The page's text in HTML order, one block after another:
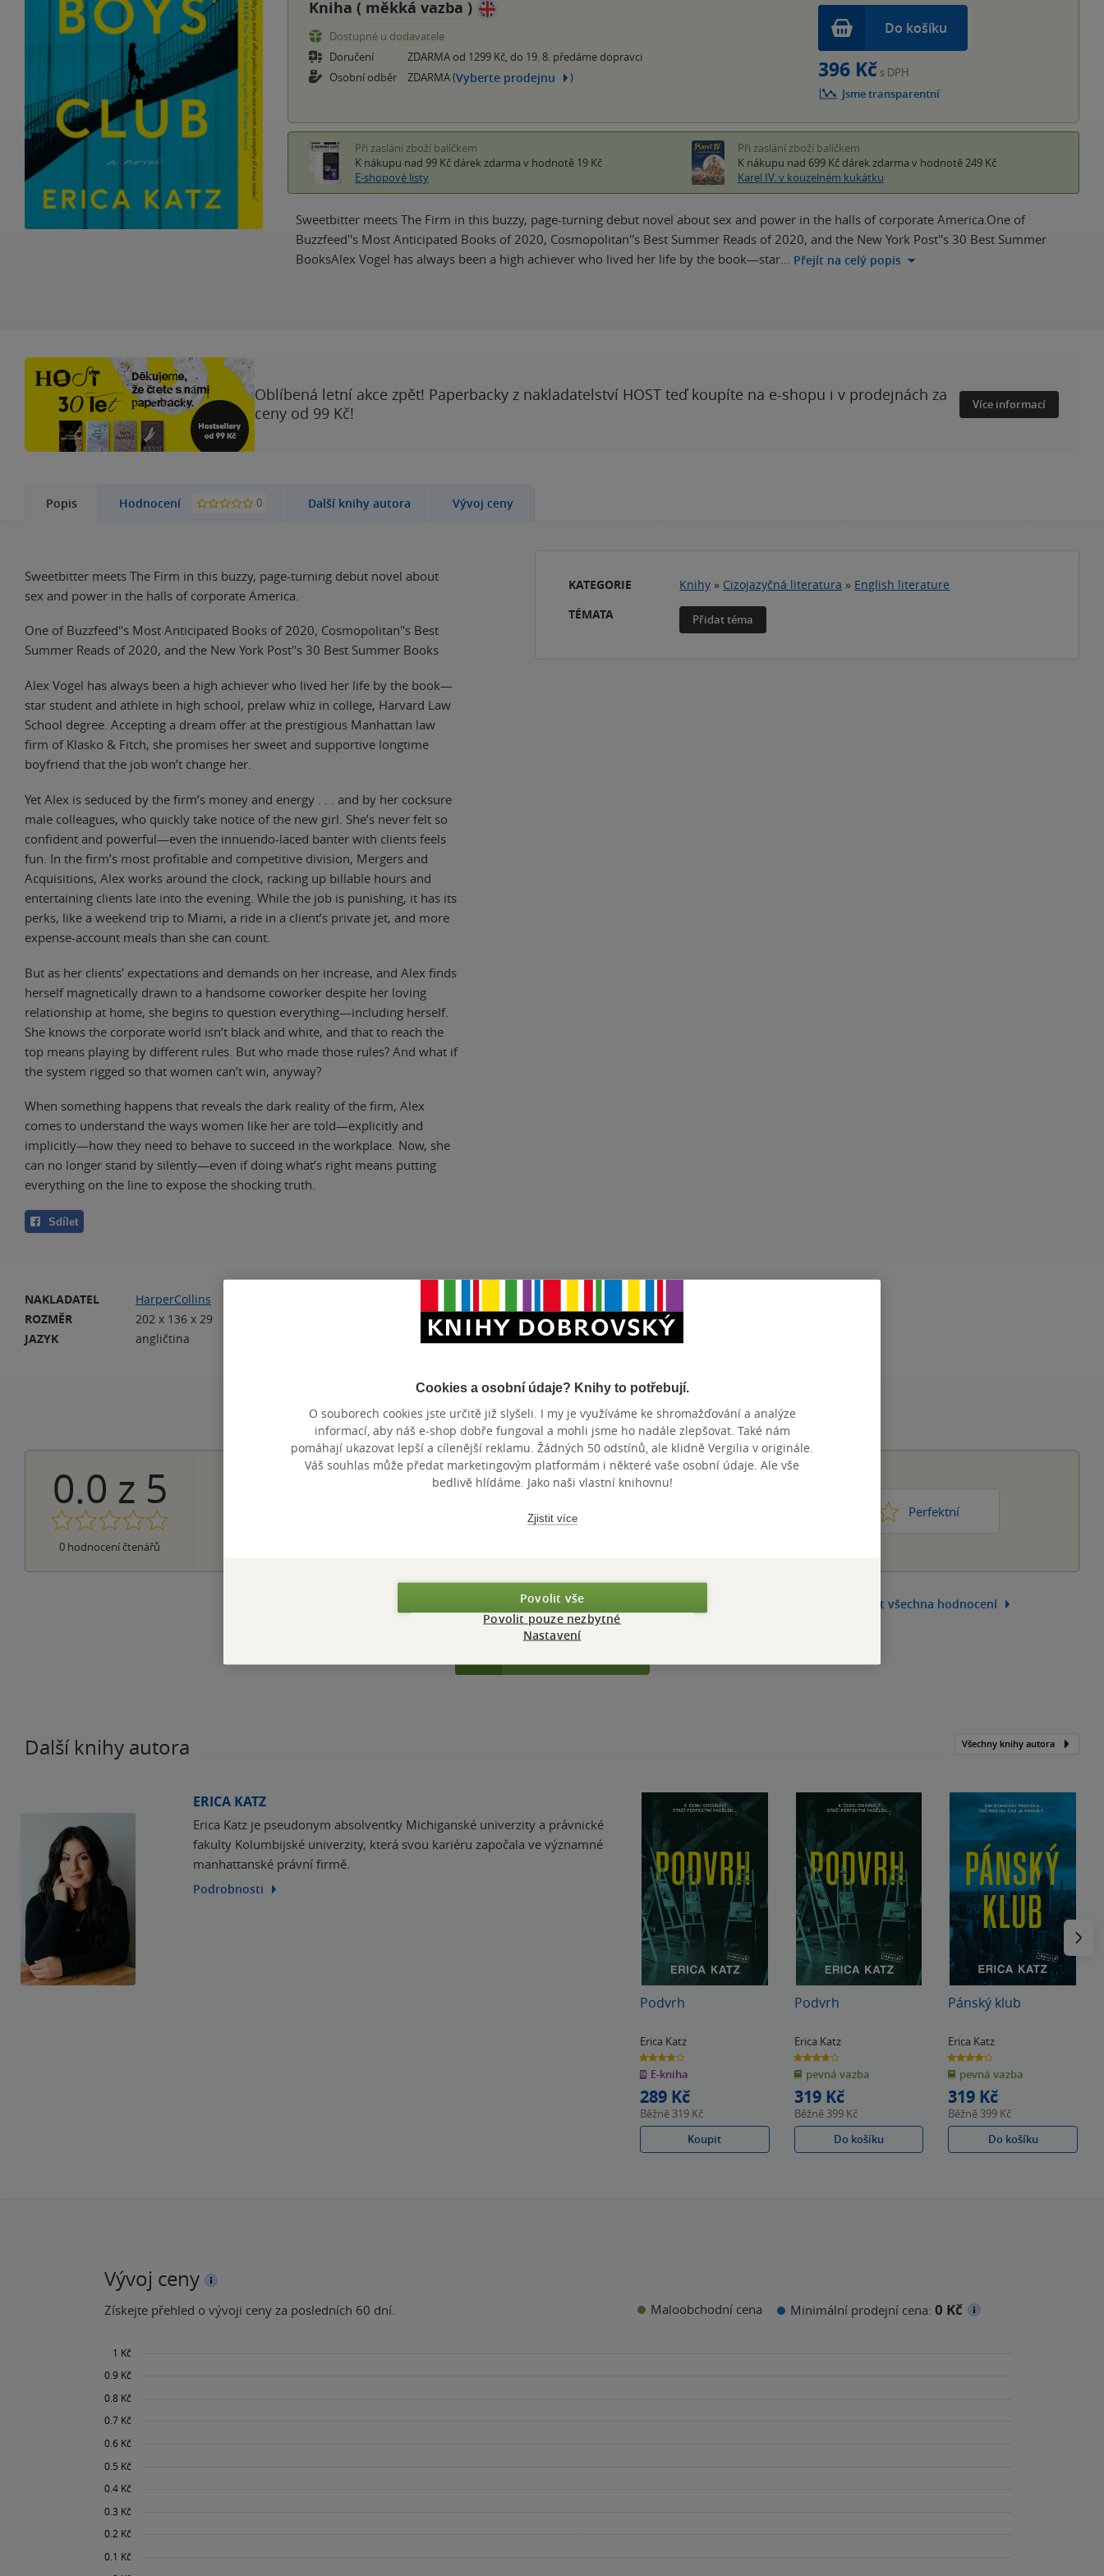
Kniha ( měkká vazba )
Dostupné u dodavatele
Doručení
ZDARMA od 1299 Kč, do 19. 8. předáme dopravci
Osobní odběr
ZDARMA (Vyberte prodejnu )
Do košíku
396 Kč s DPH
Jsme transparentní
Při zaslání zboží balíčkem
K nákupu nad 99 Kč dárek zdarma v hodnotě 19 Kč
E-shopové listy
Při zaslání zboží balíčkem
K nákupu nad 699 Kč dárek zdarma v hodnotě 249 Kč
Karel IV. v kouzelném kukátku
Sweetbitter meets The Firm in this buzzy, page-turning debut novel about sex and power in the halls of corporate America.One of
Buzzfeed''s Most Anticipated Books of 2020, Cosmopolitan''s Best Summer Reads of 2020, and the New York Post''s 30 Best Summer
BooksAlex Vogel has always been a high achiever who lived her life by the book—star… Přejít na celý popis
Oblíbená letní akce zpět! Paperbacky z nakladatelství HOST teď koupíte na e-shopu i v prodejnách za
ceny od 99 Kč!
Více informací
Popis Hodnocení 0 Další knihy autora Vývoj ceny
Sweetbitter meets The Firm in this buzzy, page-turning debut novel about
sex and power in the halls of corporate America.
One of Buzzfeed''s Most Anticipated Books of 2020, Cosmopolitan''s Best
Summer Reads of 2020, and the New York Post''s 30 Best Summer Books
Alex Vogel has always been a high achiever who lived her life by the book—
star student and athlete in high school, prelaw whiz in college, Harvard Law
School degree. Accepting a dream offer at the prestigious Manhattan law
firm of Klasko & Fitch, she promises her sweet and supportive longtime
boyfriend that the job won’t change her.
Yet Alex is seduced by the firm’s money and energy . . . and by her cocksure
male colleagues, who quickly take notice of the new girl. She’s never felt so
confident and powerful—even the innuendo-laced banter with clients feels
fun. In the firm’s most profitable and competitive division, Mergers and
Acquisitions, Alex works around the clock, racking up billable hours and
entertaining clients late into the evening. While the job is punishing, it has its
perks, like a weekend trip to Miami, a ride in a client’s private jet, and more
expense-account meals than she can count.
But as her clients’ expectations and demands on her increase, and Alex finds
herself magnetically drawn to a handsome coworker despite her loving
relationship at home, she begins to question everything—including herself.
She knows the corporate world isn’t black and white, and that to reach the
top means playing by different rules. But who made those rules? And what if
the system rigged so that women can’t win, anyway?
When something happens that reveals the dark reality of the firm, Alex
comes to understand the ways women like her are told—explicitly and
implicitly—how they need to behave to succeed in the workplace. Now, she
can no longer stand by silently—even if doing what’s right means putting
everything on the line to expose the shocking truth.
Sdílet
KATEGORIE Knihy » Cizojazyčná literatura » English literature
TÉMATA
Přidat téma
NAKLADATEL
HarperCollins
ROZMĚR
202 x 136 x 29
JAZYK
angličtina
304 g
978-0-06-296149-5
DATUM VYDÁNÍ
Hodnocení a recenze čtenářů
0.0 z 5
0 hodnocení čtenářů
Perfektní
Zobrazit všechna hodnocení
Další knihy autora Všechny knihy autora
ERICA KATZ
Erica Katz je pseudonym absolventky Michiganské univerzity a právnické
fakulty Kolumbijské univerzity, která svou kariéru započala ve významné
manhattanské právní firmě.
Podrobnosti
Podvrh
Erica Katz
3.7
z
5
hvězdiček
E-kniha
289 Kč
Běžně 319 Kč
Koupit
Podvrh
Erica Katz
3.7
z
5
hvězdiček
pevná vazba
319 Kč
Běžně 399 Kč
Do košíku
Pánský klub
Erica Katz
4.1
z
5
hvězdiček
pevná vazba
319 Kč
Běžně 399 Kč
Do košíku
Vývoj ceny
Získejte přehled o vývoji ceny za posledních 60 dní. Maloobchodní cena Minimální prodejní cena: 0 Kč
Cookies a osobní údaje? Knihy to potřebují.
O souborech cookies jste určitě již slyšeli. I my je využíváme ke shromažďování a analýze
informací, aby náš e-shop dobře fungoval a mohli jsme ho nadále zlepšovat. Také nám
pomáhají ukazovat lepší a cílenější reklamu. Žádných 50 odstínů, ale klidně Vergilia v originále.
Váš souhlas může předat marketingovým platformám i některé vaše osobní údaje. Ale vše
bedlivě hlídáme. Jako naši vlastní knihovnu!
Zjistit více
Povolit vše
Povolit pouze nezbytné
Nastavení